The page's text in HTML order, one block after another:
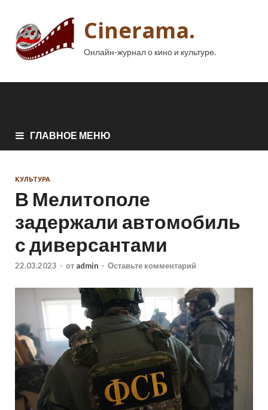
Cinerama.
Онлайн-журнал о кино и культуре.
ГЛАВНОЕ МЕНЮ
КУЛЬТУРА
В Мелитополе
задержали автомобиль
с диверсантами
22.03.2023 - от admin - Оставьте комментарий